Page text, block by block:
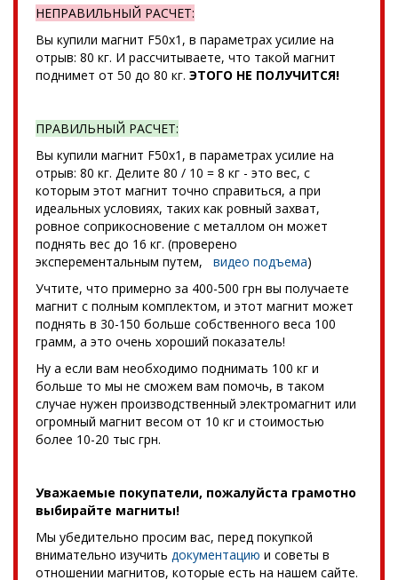
НЕПРАВИЛЬНЫЙ РАСЧЕТ:
Вы купили магнит F50x1, в параметрах усилие на
отрыв: 80 кг. И рассчитываете, что такой магнит
поднимет от 50 до 80 кг. ЭТОГО НЕ ПОЛУЧИТСЯ!
ПРАВИЛЬНЫЙ РАСЧЕТ:
Вы купили магнит F50x1, в параметрах усилие на
отрыв: 80 кг. Делите 80 / 10 = 8 кг - это вес, с
которым этот магнит точно справиться, а при
идеальных условиях, таких как ровный захват,
ровное соприкосновение с металлом он может
поднять вес до 16 кг. (проверено
эксперементальным путем, видео подъема)
Учтите, что примерно за 400-500 грн вы получаете
магнит с полным комплектом, и этот магнит может
поднять в 30-150 больше собственного веса 100
грамм, а это очень хороший показатель!
Ну а если вам необходимо поднимать 100 кг и
больше то мы не сможем вам помочь, в таком
случае нужен производственный электромагнит или
огромный магнит весом от 10 кг и стоимостью
более 10-20 тыс грн.
Уважаемые покупатели, пожалуйста грамотно
выбирайте магниты!
Мы убедительно просим вас, перед покупкой
внимательно изучить документацию и советы в
отношении магнитов, которые есть на нашем сайте.